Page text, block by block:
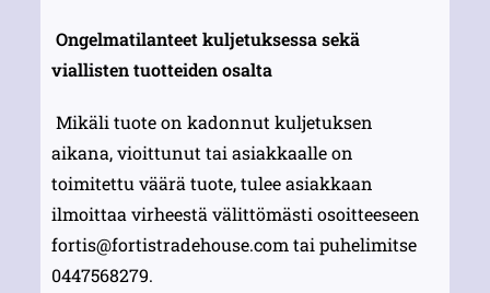
Ongelmatilanteet kuljetuksessa sekä
viallisten tuotteiden osalta
Mikäli tuote on kadonnut kuljetuksen
aikana, vioittunut tai asiakkaalle on
toimitettu väärä tuote, tulee asiakkaan
ilmoittaa virheestä välittömästi osoitteeseen
fortis@fortistradehouse.comtai puhelimitse
0447568279.